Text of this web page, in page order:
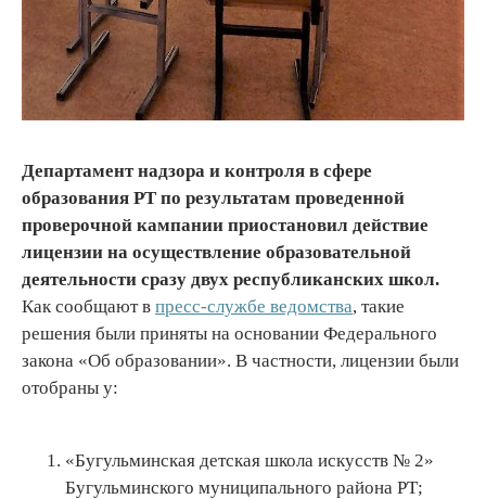
Департамент надзора и контроля в сфере
образования РТ по результатам проведенной
проверочной кампании приостановил действие
лицензии на осуществление образовательной
деятельности сразу двух республиканских школ.
Как сообщают в пресс-службе ведомства, такие
решения были приняты на основании Федерального
закона «Об образовании». В частности, лицензии были
отобраны у:
«Бугульминская детская школа искусств № 2»
Бугульминского муниципального района РТ;